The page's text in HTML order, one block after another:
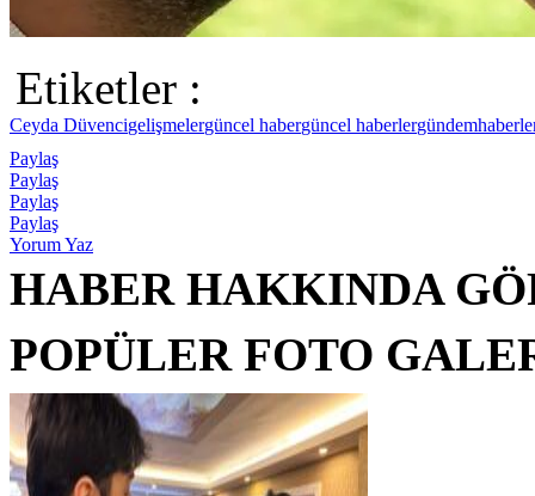
Etiketler :
Ceyda Düvencigelişmelergüncel habergüncel haberlergündem
Paylaş
Paylaş
Paylaş
Paylaş
Yorum Yaz
HABER HAKKINDA
POPÜLER FOTO